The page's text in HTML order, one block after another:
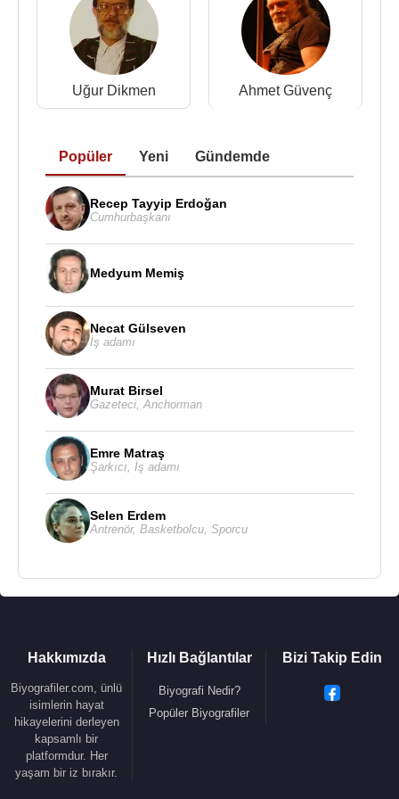
1970 - Kralların Öfkesi
2001 - Avcı (TV dizisi)
2001 - Yeni Hayat (2001) 1999 - Kahpe Bizans
Uğur Dikmen Ahmet Güvenç
Popüler Yeni Gündemde
Recep Tayyip Erdoğan
Cumhurbaşkanı
Medyum Memiş
Necat Gülseven
İş adamı
Murat Birsel
Gazeteci,Anchorman
Emre Matraş
Şarkıcı, İş adamı
Selen Erdem
Antrenör, Basketbolcu, Sporcu
Hakkımızda
Biyografiler.com, ünlü
isimlerin hayat
hikayelerini derleyen
kapsamlı bir
platformdur. Her
yaşam bir iz bırakır.
Hızlı Bağlantılar
Biyografi Nedir?
Popüler Biyografiler
Bizi Takip Edin